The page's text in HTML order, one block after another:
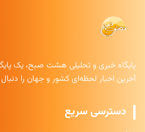
پایگاه خبری و تحلیلی هشت صبح، یک
آخرین اخبار لحظه‌ای کشور و جهان را
دسترسی سریع